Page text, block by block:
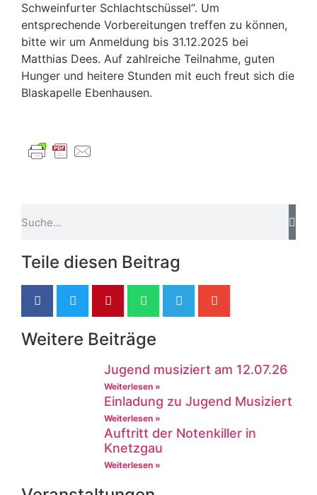
Schweinfurter Schlachtschüssel“. Um
entsprechende Vorbereitungen treffen zu können,
bitte wir um Anmeldung bis 31.12.2025 bei
Matthias Dees. Auf zahlreiche Teilnahme, guten
Hunger und heitere Stunden mit euch freut sich die
Blaskapelle Ebenhausen.
Teile diesen Beitrag
Weitere Beiträge
Jugend musiziert am 12.07.26
Weiterlesen »
Einladung zu Jugend Musiziert
Weiterlesen »
Auftritt der Notenkiller in
Knetzgau
Weiterlesen »